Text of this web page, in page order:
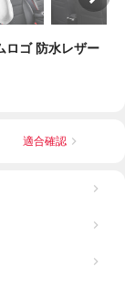
ロゴ 防水レザー
適合確認